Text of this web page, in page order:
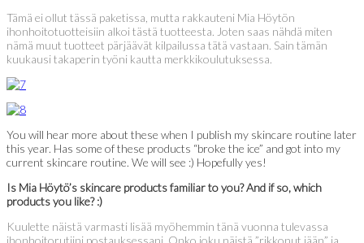
Tämä ei ollut tässä paketissa, mutta rakkauteni Mia Höytön
ihonhoitotuotteisiin alkoi tästä tuotteesta. Joten saas nähdä miten
nämä muut tuotteet pärjäävät kilpailussa tätä vastaan. Sain tämän
kuukausi takaperin työni kautta merkkikoulutuksessa.
You will hear more about these when I publish my skincare routine later
this year. Has some of these products “broke the ice” and got into my
current skincare routine. We will see :) Hopefully yes!
Is Mia Höytö’s skincare products familiar to you? And if so, which
products you like? :)
Kuulette näistä varmasti lisää myöhemmin tänä vuonna tulevassa
ihonhoitorutiini postauksessani. Onko joku näistä ”rikkonut jään” ja